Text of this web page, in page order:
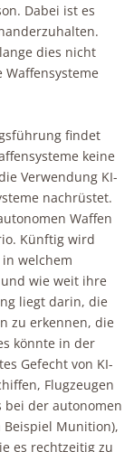
Dabei ist es
dies nicht
findet
keine
Verwendung KI-
nachrüstet.
Waffen
Künftig wird
welchem
wie weit ihre
liegt darin, die
zu erkennen, die
könnte in der
Gefecht von KI-
Flugzeugen
bei der autonomen
Munition),
es rechtzeitig zu